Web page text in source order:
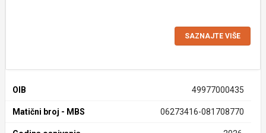
SAZNAJTE VIŠE
OIB 49977000435
Matični broj - MBS 06273416-081708770